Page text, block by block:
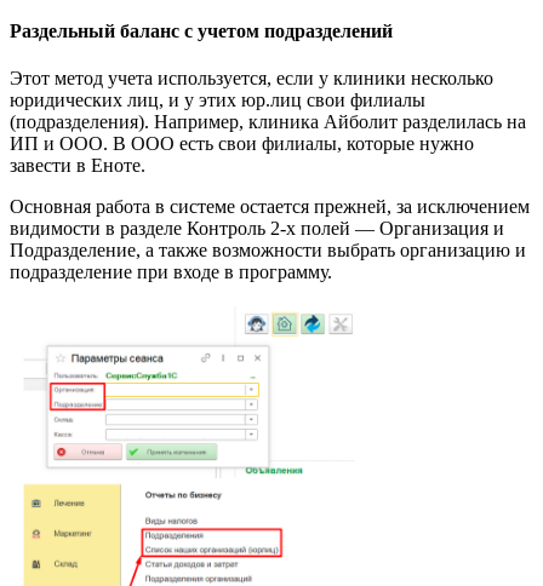
Раздельный баланс с учетом подразделений
Этот метод учета используется, если у клиники несколько
юридических лиц, и у этих юр.лиц свои филиалы
(подразделения). Например, клиника Айболит разделилась на
ИП и ООО. В ООО есть свои филиалы, которые нужно
завести в Еноте.
Основная работа в системе остается прежней, за исключением
видимости в разделе Контроль 2-х полей — Организация и
Подразделение, а также возможности выбрать организацию и
подразделение при входе в программу.